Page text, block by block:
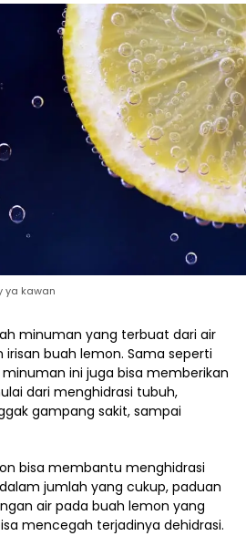
ya kawan
minuman yang terbuat dari air
buah lemon. Sama seperti
ini juga bisa memberikan
dari menghidrasi tubuh,
gampang sakit, sampai
bisa membantu menghidrasi
jumlah yang cukup, paduan
air pada buah lemon yang
mencegah terjadinya dehidrasi.